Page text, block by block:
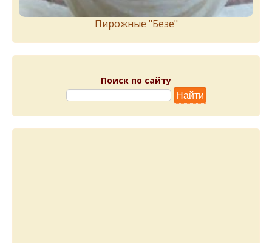
Пирожныe "Бeзe"
Поиск по сайту